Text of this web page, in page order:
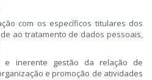
com os específicos titulares dos
ao tratamento de dados pessoais,
e inerente gestão da relação de
e promoção de atividades